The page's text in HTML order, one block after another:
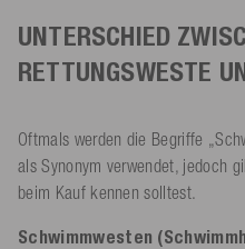
UNTERSCHIED
RETTUNGSWESTE
Oftmals werden die Begriffe
als Synonym verwendet, jedoch
beim Kauf kennen solltest.
Schwimmwesten